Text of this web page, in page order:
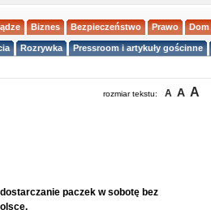
Biznes Bezpieczeństwo Prawo Dom
Rozrywka Pressroom i artykuły gościnne
rozmiar tekstu: A A A
paczek w sobotę bez